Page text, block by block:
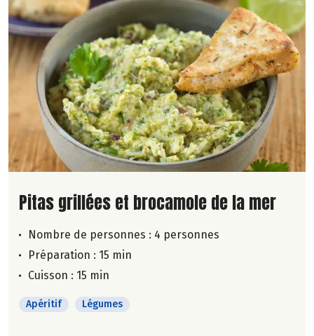
Lire la suite de la recette
Pitas grillées et brocamole de la mer
Nombre de personnes : 4 personnes
Préparation : 15 min
Cuisson : 15 min
Apéritif Légumes